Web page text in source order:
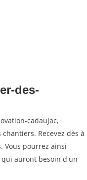
des-
cadaujac,
Recevez dès à
Vous pourrez ainsi
qui auront besoin d'un